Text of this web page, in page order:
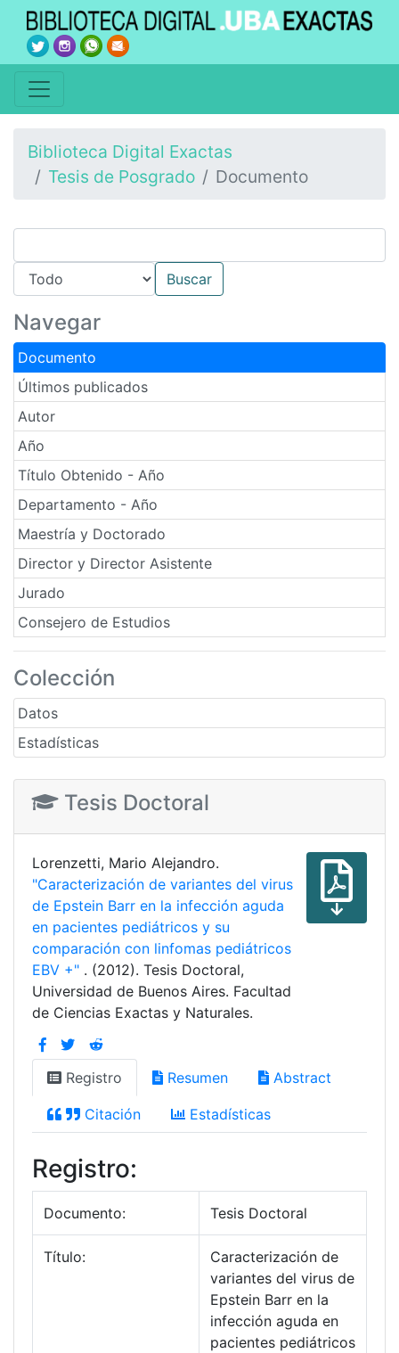
Biblioteca Digital Exactas
Tesis de Posgrado
Documento
Navegar
Documento
Últimos publicados
Autor
Año
Título Obtenido - Año
Departamento - Año
Maestría y Doctorado
Director y Director Asistente
Jurado
Consejero de Estudios
Colección
Datos
Estadísticas
Tesis Doctoral
Lorenzetti, Mario Alejandro.
"Caracterización de variantes del virus
de Epstein Barr en la infección aguda
en pacientes pediátricos y su
comparación con linfomas pediátricos
EBV +" . (2012). Tesis Doctoral,
Universidad de Buenos Aires. Facultad
de Ciencias Exactas y Naturales.
Registro Resumen Abstract
Citación Estadísticas
Registro:
Documento: Tesis Doctoral
Título:
Caracterización de
variantes del virus de
Epstein Barr en la
infección aguda en
pacientes pediátricos